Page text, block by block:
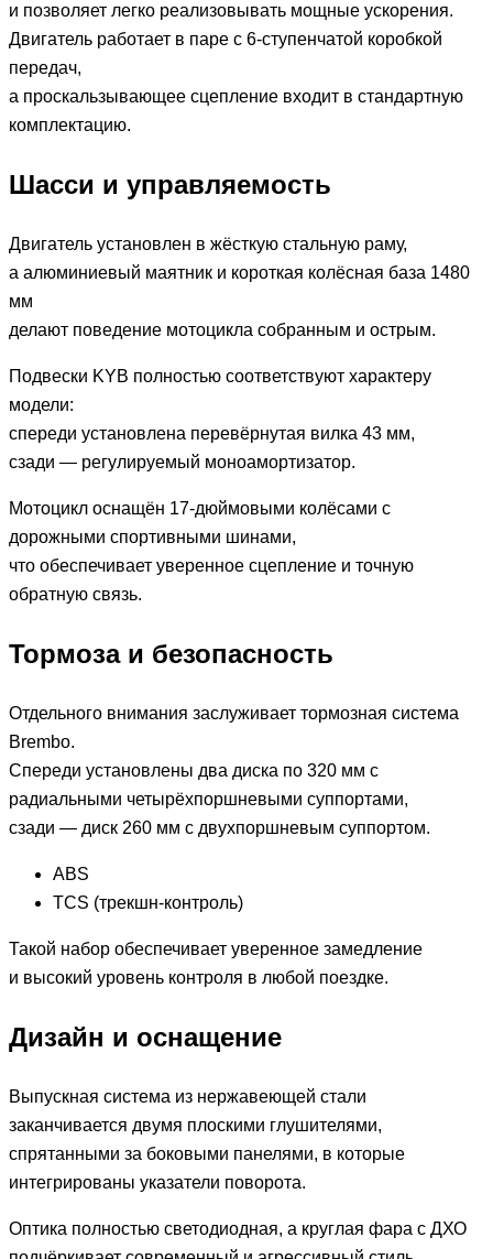
и позволяет легко реализовывать мощные ускорения.
Двигатель работает в паре с 6-ступенчатой коробкой
передач,
а проскальзывающее сцепление входит в стандартную
комплектацию.
Шасси и управляемость
Двигатель установлен в жёсткую стальную раму,
а алюминиевый маятник и короткая колёсная база 1480
мм
делают поведение мотоцикла собранным и острым.
Подвески KYB полностью соответствуют характеру
модели:
спереди установлена перевёрнутая вилка 43 мм,
сзади — регулируемый моноамортизатор.
Мотоцикл оснащён 17-дюймовыми колёсами с
дорожными спортивными шинами,
что обеспечивает уверенное сцепление и точную
обратную связь.
Тормоза и безопасность
Отдельного внимания заслуживает тормозная система
Brembo.
Спереди установлены два диска по 320 мм с
радиальными четырёхпоршневыми суппортами,
сзади — диск 260 мм с двухпоршневым суппортом.
ABS
TCS (трекшн-контроль)
Такой набор обеспечивает уверенное замедление
и высокий уровень контроля в любой поездке.
Дизайн и оснащение
Выпускная система из нержавеющей стали
заканчивается двумя плоскими глушителями,
спрятанными за боковыми панелями, в которые
интегрированы указатели поворота.
Оптика полностью светодиодная, а круглая фара с ДХО